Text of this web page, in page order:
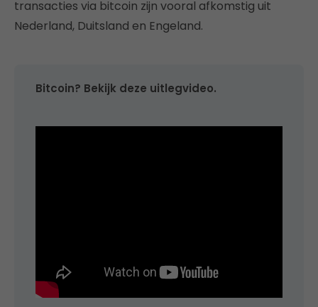
transacties via bitcoin zijn vooral afkomstig uit
Nederland, Duitsland en Engeland.
Bitcoin? Bekijk deze uitlegvideo.